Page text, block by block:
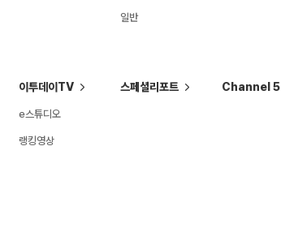
일반
이투데이TV
e스튜디오
랭킹영상
스페셜리포트 Channel 5